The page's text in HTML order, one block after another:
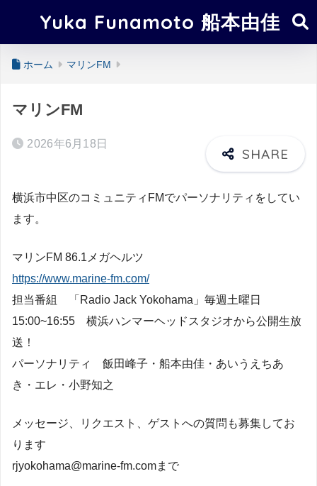
Yuka Funamoto 船本由佳
ホーム マリンFM
マリンFM
2026年6月18日
横浜市中区のコミュニティFMでパーソナリティをしてい
ます。
マリンFM 86.1メガヘルツ
https://www.marine-fm.com/
担当番組 「Radio Jack Yokohama」毎週土曜日
15:00~16:55 横浜ハンマーヘッドスタジオから公開生放
送！
パーソナリティ 飯田峰子・船本由佳・あいうえちあ
き・エレ・小野知之
メッセージ、リクエスト、ゲストへの質問も募集してお
ります
rjyokohama@marine-fm.comまで